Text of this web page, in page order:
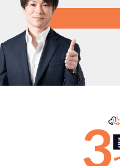
どこよりも安く
短期
月々
3